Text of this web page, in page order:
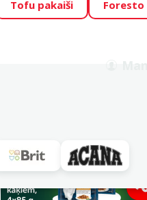
TOP barībām! 🍖 →
būs 2027. gada
Tofu pakaiši
Foresto